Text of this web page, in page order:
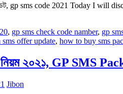
gp sms code 2021 Today I will
, gp sms check code namber, gp
sms offer update, how to buy sms
নিয়ম ২০২১, GP SMS
Jibon